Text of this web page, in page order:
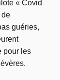
« Covid
de
guéries,
pour les